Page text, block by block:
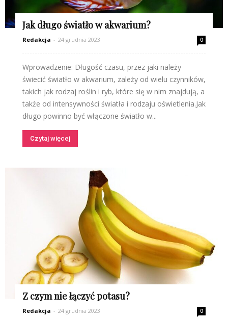
Jak długo światło w akwarium?
Redakcja - 24 grudnia 2023 0
Wprowadzenie: Długość czasu, przez jaki należy
świecić światło w akwarium, zależy od wielu czynników,
takich jak rodzaj roślin i ryb, które się w nim znajdują, a
także od intensywności światła i rodzaju oświetlenia.Jak
długo powinno być włączone światło w...
Czytaj więcej
Z czym nie łączyć potasu?
Redakcja - 24 grudnia 2023 0